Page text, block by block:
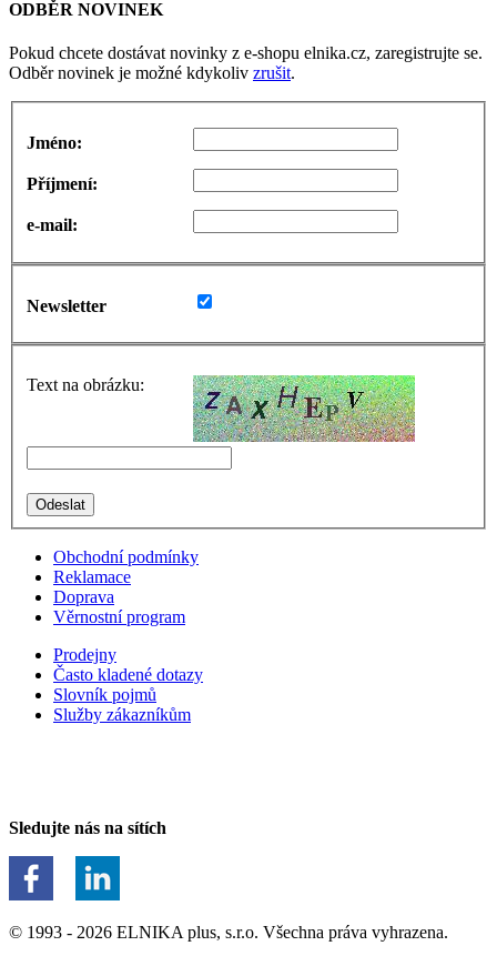
ODBĚR NOVINEK
Pokud chcete dostávat novinky z e-shopu elnika.cz, zaregistrujte se.
Odběr novinek je možné kdykoliv zrušit.
Jméno:
Příjmení:
e-mail:
Newsletter
Text na obrázku:
Obchodní podmínky
Reklamace
Doprava
Věrnostní program
Prodejny
Často kladené dotazy
Slovník pojmů
Služby zákazníkům
Sledujte nás na sítích
© 1993 - 2026 ELNIKA plus, s.r.o. Všechna práva vyhrazena.